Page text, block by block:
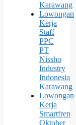
Karawang
Lowongan
Kerja
Staff
PPC
PT
Nissho
Industry
Indonesia
Karawang
Lowongan
Kerja
Smartfren
Oktober